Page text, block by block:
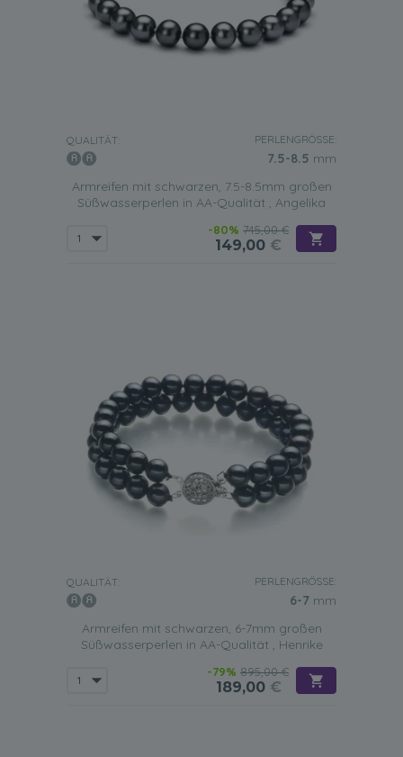
QUALITÄT: PERLENGRÖSSE:
7.5-8.5 mm
Armreifen mit schwarzen, 7.5-8.5mm großen
Süßwasserperlen in AA-Qualität , Angelika
-80% 745,00 €
149,00 €
QUALITÄT: PERLENGRÖSSE:
6-7 mm
Armreifen mit schwarzen, 6-7mm großen
Süßwasserperlen in AA-Qualität , Henrike
-79% 895,00 €
189,00 €